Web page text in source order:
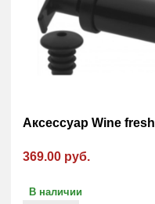
Аксессуар Wine fresh
369.00 руб.
В наличии